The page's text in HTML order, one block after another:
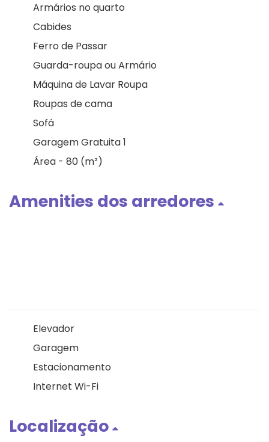
Armários no quarto
Cabides
Ferro de Passar
Guarda-roupa ou Armário
Máquina de Lavar Roupa
Roupas de cama
Sofá
Garagem Gratuita 1
Área - 80 (m²)
Amenities dos arredores
Elevador
Garagem
Estacionamento
Internet Wi-Fi
Localização